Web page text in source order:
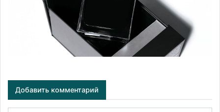
Добавить комментарий